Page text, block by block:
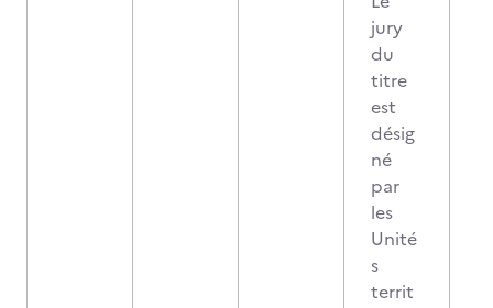
jury
du
titre
est
désig
né
par
les
Unité
s
territ